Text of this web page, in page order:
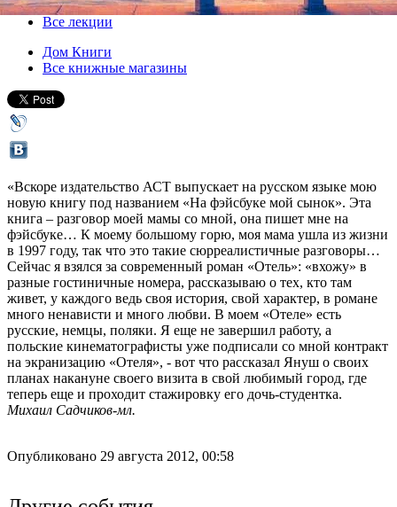
Все лекции
Дом Книги
Все книжные магазины
«Вскоре издательство АСТ выпускает на русском языке мою
новую книгу под названием «На фэйсбуке мой сынок». Эта
книга – разговор моей мамы со мной, она пишет мне на
фэйсбуке… К моему большому горю, моя мама ушла из жизни
в 1997 году, так что это такие сюрреалистичные разговоры…
Сейчас я взялся за современный роман «Отель»: «вхожу» в
разные гостиничные номера, рассказываю о тех, кто там
живет, у каждого ведь своя история, свой характер, в романе
много ненависти и много любви. В моем «Отеле» есть
русские, немцы, поляки. Я еще не завершил работу, а
польские кинематографисты уже подписали со мной контракт
на экранизацию «Отеля», - вот что рассказал Януш о своих
планах накануне своего визита в свой любимый город, где
теперь еще и проходит стажировку его дочь-студентка.
Михаил Садчиков-мл.
Опубликовано 29 августа 2012, 00:58